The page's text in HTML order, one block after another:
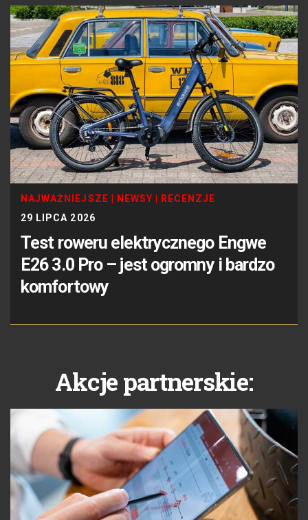
NAJWAŻNIEJSZE NEWSY
RECENZJE
29 LIPCA 2026
Test roweru elektrycznego Engwe
E26 3.0 Pro – jest ogromny i bardzo
komfortowy
Akcje partnerskie: